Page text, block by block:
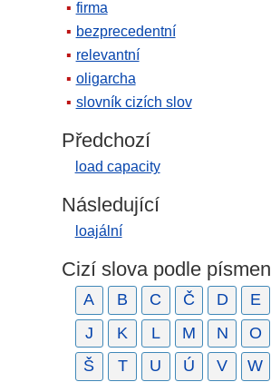
firma
bezprecedentní
relevantní
oligarcha
slovník cizích slov
Předchozí
load capacity
Následující
loajální
Cizí slova podle písmen
A B C Č D E
J
K L M N O
Š
T U Ú V W